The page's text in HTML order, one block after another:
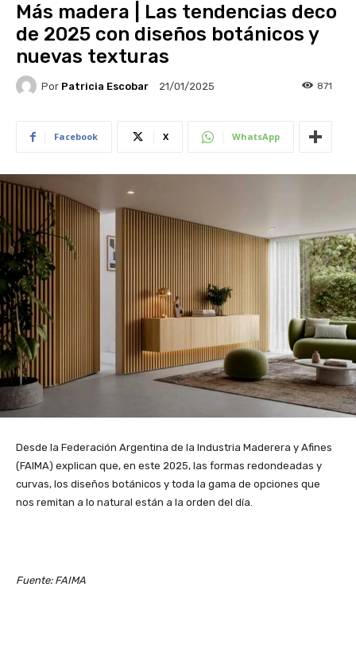
Más madera | Las tendencias deco
de 2025 con diseños botánicos y
nuevas texturas
Por Patricia Escobar 21/01/2025 871
Facebook X WhatsApp
Desde la Federación Argentina de la Industria Maderera y Afines
(FAIMA) explican que, en este 2025, las formas redondeadas y
curvas, los diseños botánicos y toda la gama de opciones que
nos remitan a lo natural están a la orden del día.
Fuente: FAIMA